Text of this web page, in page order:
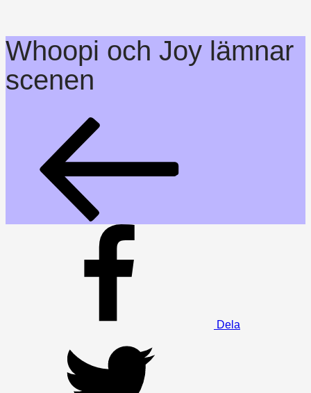
Whoopi och Joy lämnar
scenen
Dela